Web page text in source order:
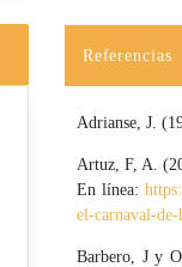
Referencias
Adrianse, J.
Artuz, F, A.
En línea:
el-carnaval-
Barbero, J y